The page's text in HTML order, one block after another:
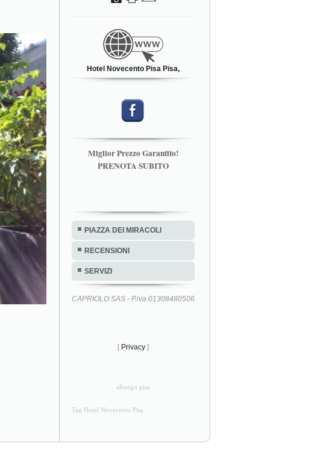
Hotel Novecento Pisa Pisa,
Miglior Prezzo Garantito!
PRENOTA SUBITO
PIAZZA DEI MIRACOLI
RECENSIONI
SERVIZI
CAPRIOLO SAS - P.iva 01308480506
[ Privacy ]
albergo pisa
Tag Hotel Novecento Pisa